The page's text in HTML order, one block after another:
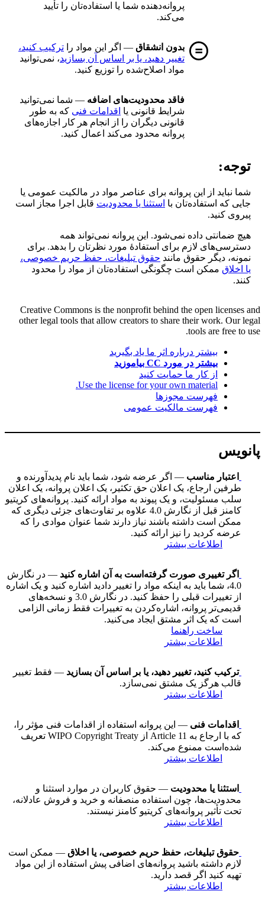
پروانه‌دهنده شما یا استفاده‌تان را تأیید
می‌کند.
بدون انشقاق — اگر این مواد را ترکیب کنید،
تغییر دهید، یا بر اساس آن بسازید، نمی‌توانید
مواد اصلاح‌شده را توزیع کنید.
فاقد محدودیت‌های اضافه — شما نمی‌توانید
شرایط قانونی یا اقدامات فنی که به طور
قانونی دیگران را از انجام هر کار اجازه‌های
پروانه محدود می‌کند اعمال کنید.
توجه:
شما نباید از این پروانه برای عناصر مواد در مالکیت عمومی یا
جایی که استفاده‌تان با استثنا یا محدودیت قابل اجرا مجاز است
پیروی کنید.
هیچ ضمانتی داده نمی‌شود. این پروانه نمی‌تواند همه
دسترسی‌های لازم برای استفادهٔ مورد نظرتان را بدهد. برای
نمونه، دیگر حقوق مانند حقوق تبلیغات، حفظ حریم خصوصی،
یا اخلاق ممکن است چگونگی استفاده‌تان از مواد را محدود
کنند.
Creative Commons is the nonprofit behind the open licenses and
other legal tools that allow creators to share their work. Our legal
tools are free to use.
بیشتر درباره اثر ما یاد بگیرید
بیشتر در مورد CC بیاموزید
از کار ما حمایت کنید
Use the license for your own material.
فهرست مجوزها
فهرست مالکیت عمومی
پانویس
اعتبار مناسب — اگر عرضه شود، شما باید نام پدیدآورنده و
طرفین ارجاع، یک اعلان حق تکثیر، یک اعلان پروانه، یک اعلان
سلب مسئولیت، و یک پیوند به مواد ارائه کنید. پروانه‌های کریتیو
کامنز قبل از نگارش 4.0 علاوه بر تفاوت‌های جزئی دیگری که
ممکن است داشته باشند نیاز دارند شما عنوان موادی را که
عرضه کردید را نیز ارائه کنید.
اطلاعات بیشتر
اگر تغییری صورت گرفته‌است به آن اشاره کنید — در نگارش
4.0، شما باید به اینکه مواد را تغییر دادید اشاره کنید و یک اشاره
از تغییرات قبلی را حفظ کنید. در نگارش 3.0 و نسخه‌های
قدیمی‌تر پروانه، اشاره‌کردن به تغییرات فقط زمانی الزامی
است که یک اثر مشتق ایجاد می‌کنید.
ساخت راهنما
اطلاعات بیشتر
ترکیب کنید، تغییر دهید، یا بر اساس آن بسازید — فقط تغییر
قالب هرگز یک مشتق نمی‌سازد.
اطلاعات بیشتر
اقدامات فنی — این پروانه استفاده از اقدامات فنی مؤثر را،
که با ارجاع به Article 11 از WIPO Copyright Treaty تعریف
شده‌است ممنوع می‌کند.
اطلاعات بیشتر
استثنا یا محدودیت — حقوق کاربران در موارد استثنا و
محدودیت‌ها، چون استفاده منصفانه و خرید و فروش عادلانه،
تحت تأثیر پروانه‌های کریتیو کامنز نیستند.
اطلاعات بیشتر
حقوق تبلیغات، حفظ حریم خصوصی، یا اخلاق — ممکن است
لازم داشته باشید پروانه‌های اضافی پیش استفاده از این مواد
تهیه کنید اگر قصد دارید.
اطلاعات بیشتر